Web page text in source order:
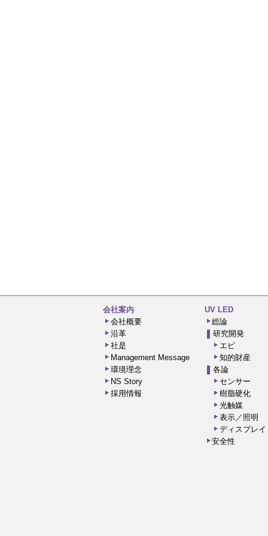
会社案内
会社概要
沿革
社是
Management Message
環境理念
NS Story
採用情報
UV LED
総論
研究開発
エピ
知的財産
各論
センサー
樹脂硬化
光触媒
表示／照明
ディスプレイ
安全性